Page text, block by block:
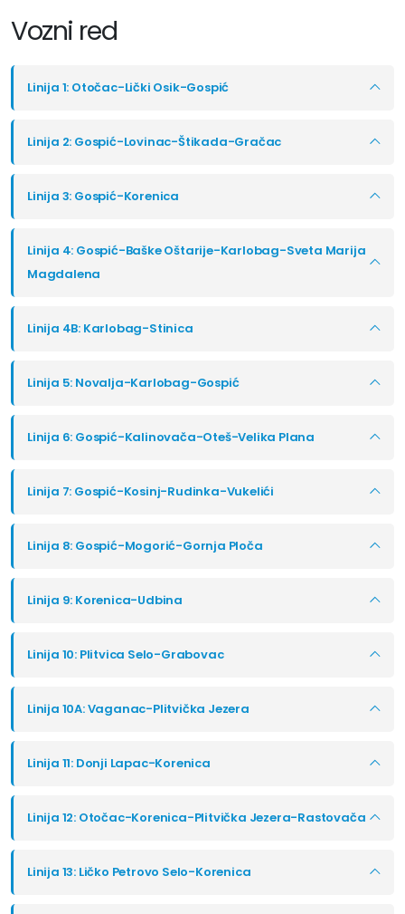
Vozni red
Linija 1: Otočac-Lički Osik-Gospić
Linija 2: Gospić-Lovinac-Štikada-Gračac
Linija 3: Gospić-Korenica
Linija 4: Gospić-Baške Oštarije-Karlobag-Sveta Marija
Magdalena
Linija 4B: Karlobag-Stinica
Linija 5: Novalja-Karlobag-Gospić
Linija 6: Gospić-Kalinovača-Oteš-Velika Plana
Linija 7: Gospić-Kosinj-Rudinka-Vukelići
Linija 8: Gospić-Mogorić-Gornja Ploča
Linija 9: Korenica-Udbina
Linija 10: Plitvica Selo-Grabovac
Linija 10A: Vaganac-Plitvička Jezera
Linija 11: Donji Lapac-Korenica
Linija 12: Otočac-Korenica-Plitvička Jezera-Rastovača
Linija 13: Ličko Petrovo Selo-Korenica